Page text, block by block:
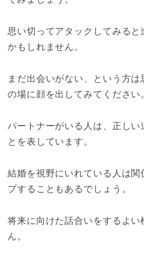
思い切ってアタックしてみると
かもしれません。
まだ出会いがない、という方は
の場に顔を出してみてください
パートナーがいる人は、正しい
とを表しています。
結婚を視野にいれている人は関
プすることもあるでしょう。
将来に向けた話合いをするよい
ん。